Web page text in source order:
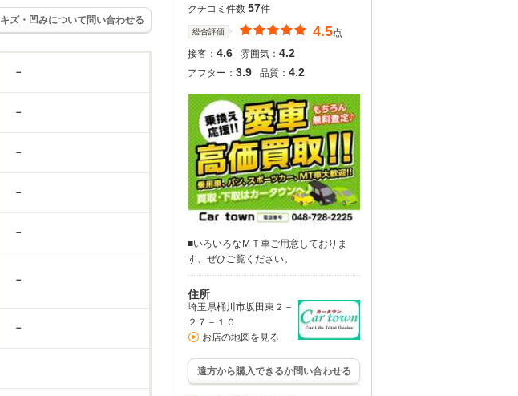
キズ・凹みについて問い合わせる
－
－
－
－
－
－
－
クチコミ件数 57件
総合評価 4.5点
接客： 4.6 雰囲気： 4.2
アフター： 3.9 品質： 4.2
■いろいろなＭＴ車ご用意しておりま
す、ぜひご覧ください。
住所
埼玉県桶川市坂田東２－
２７－１０
お店の地図を見る
遠方から購入できるか問い合わせる